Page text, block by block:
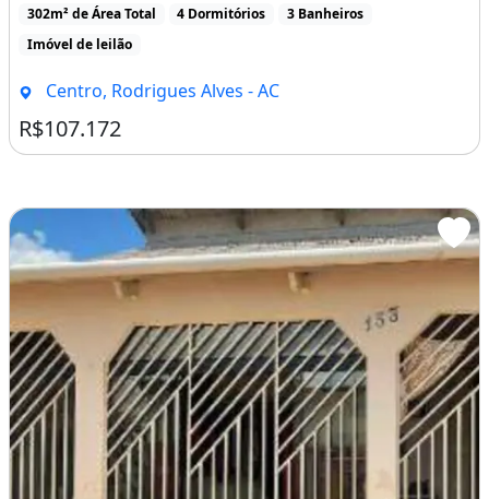
302m² de Área Total 4 Dormitórios
3 Banheiros
Imóvel de leilão
Centro, Rodrigues Alves - AC
R$107.172